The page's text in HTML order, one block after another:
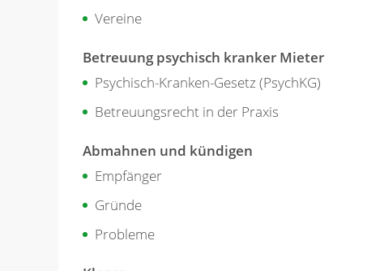
Vereine
Betreuung psychisch kranker Mieter
Psychisch-Kranken-Gesetz (PsychKG)
Betreuungsrecht in der Praxis
Abmahnen und kündigen
Empfänger
Gründe
Probleme